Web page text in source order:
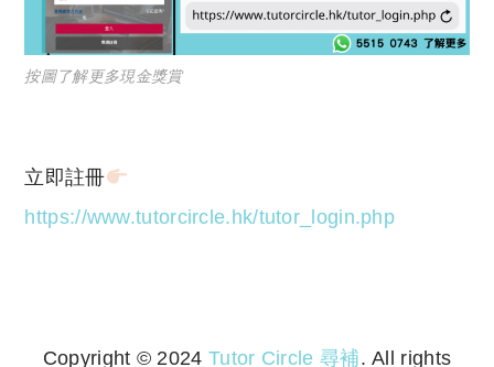
按圖了解更多現金獎賞
立即註冊
https://www.tutorcircle.hk/tutor_login.php
Copyright © 2024 Tutor Circle 尋補. All rights